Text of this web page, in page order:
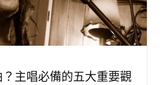
主唱必備的五大重要觀